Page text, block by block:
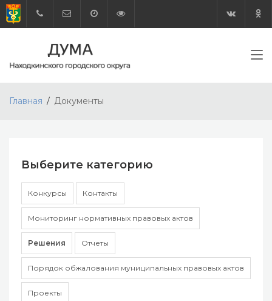
Главная Документы
Выберите категорию
Конкурсы Контакты
Мониторинг нормативных правовых актов
Решения Отчеты
Порядок обжалования муниципальных правовых актов
Проекты